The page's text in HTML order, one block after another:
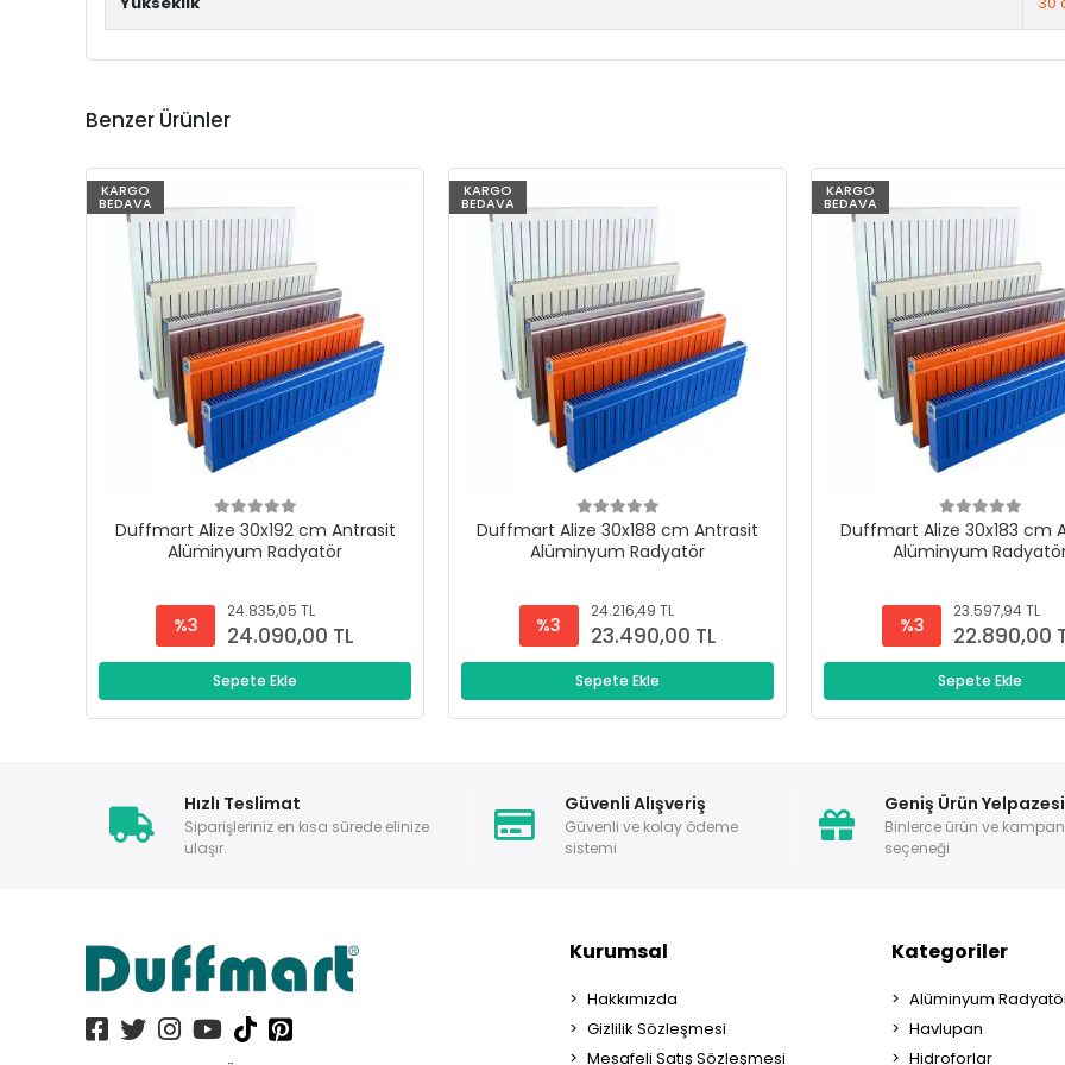
Benzer Ürünler
KARGO
BEDAVA
Duffmart Alize 30x192 cm Antrasit
Alüminyum Radyatör
%3
24.835,05 TL
24.090,00 TL
Sepete Ekle
KARGO
BEDAVA
Duffmart Alize 30x188 cm Antrasit
Alüminyum Radyatör
%3
24.216,49 TL
23.490,00 TL
Sepete Ekle
KARGO
BEDAVA
Duffmart Alize 30x183 cm
Alüminyum
%3
23.597,94 TL
22.890,00
Sepete Ekle
Hızlı Teslimat
Siparişleriniz en kısa sürede elinize
ulaşır.
Güvenli Alışveriş
Güvenli ve kolay ödeme
sistemi
Geniş Ürün Yelpazesi
Binlerce ürün ve
seçeneği
Kurumsal
Hakkımızda
Gizlilik Sözleşmesi
Mesafeli Satış Sözleşmesi
Kategoriler
Alüminyum
Havlupan
Hidroforlar